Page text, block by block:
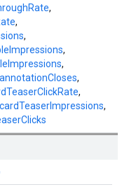
,
,
,
,
,
annotationCloses,
,
cardTeaserImpressions,